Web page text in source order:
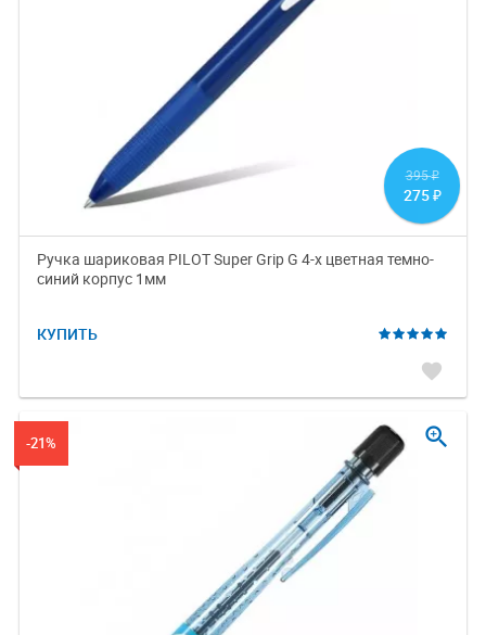
395₽
275 ₽
Ручка шариковая PILOT Super Grip G 4-х цветная темно-
синий корпус 1мм
КУПИТЬ
favorite
-21% zoom_in